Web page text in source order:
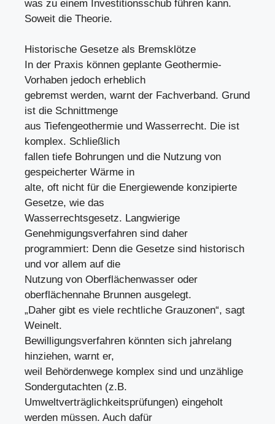
was zu einem Investitionsschub führen kann.
Soweit die Theorie.
Historische Gesetze als Bremsklötze
In der Praxis können geplante Geothermie-
Vorhaben jedoch erheblich
gebremst werden, warnt der Fachverband. Grund
ist die Schnittmenge
aus Tiefengeothermie und Wasserrecht. Die ist
komplex. Schließlich
fallen tiefe Bohrungen und die Nutzung von
gespeicherter Wärme in
alte, oft nicht für die Energiewende konzipierte
Gesetze, wie das
Wasserrechtsgesetz. Langwierige
Genehmigungsverfahren sind daher
programmiert: Denn die Gesetze sind historisch
und vor allem auf die
Nutzung von Oberflächenwasser oder
oberflächennahe Brunnen ausgelegt.
„Daher gibt es viele rechtliche Grauzonen“, sagt
Weinelt.
Bewilligungsverfahren könnten sich jahrelang
hinziehen, warnt er,
weil Behördenwege komplex sind und unzählige
Sondergutachten (z.B.
Umweltverträglichkeitsprüfungen) eingeholt
werden müssen. Auch dafür